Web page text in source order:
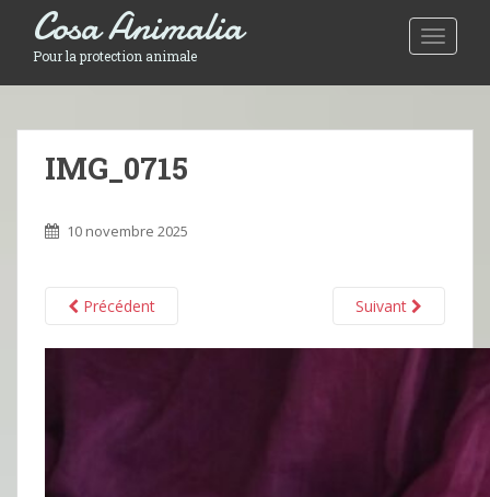
Toggle
Cosa Animalia
Pour la protection animale
IMG_0715
10 novembre 2025
Précédent Suivant